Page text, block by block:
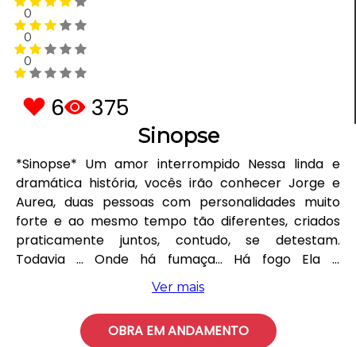
0
0
0
6 375
Sinopse
*Sinopse* Um amor interrompido Nessa linda e
dramática história, vocês irão conhecer Jorge e
Aurea, duas pessoas com personalidades muito
forte e ao mesmo tempo tão diferentes, criados
praticamente juntos, contudo, se detestam.
Todavia ... Onde há fumaça... Há fogo Ela a
podemos esperar de tanta implicância de ambas
as partes? O surgimento de um forte e verdadeiro
sentimento, que mesmo sendo interrompido, ele
Ver mais
OBRA EM ANDAMENTO